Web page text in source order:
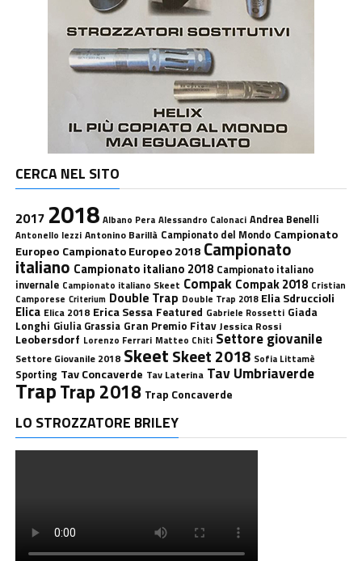
CERCA NEL SITO
2017 2018 Albano Pera Alessandro Calonaci Andrea Benelli
Antonello Iezzi Antonino Barillà Campionato del Mondo Campionato
Europeo Campionato Europeo 2018 Campionato
italiano Campionato italiano 2018 Campionato italiano
invernale Campionato italiano Skeet Compak Compak 2018 Cristian
Camporese Criterium Double Trap Double Trap 2018 Elia Sdruccioli
Elica Elica 2018 Erica Sessa Featured Gabriele Rossetti Giada
Longhi Giulia Grassia Gran Premio Fitav Jessica Rossi
Leobersdorf Lorenzo Ferrari Matteo Chiti Settore giovanile
Settore Giovanile 2018 SkeetSkeet 2018 Sofia Littamè
Sporting Tav Concaverde Tav Laterina Tav Umbriaverde
TrapTrap 2018 Trap Concaverde
LO STROZZATORE BRILEY